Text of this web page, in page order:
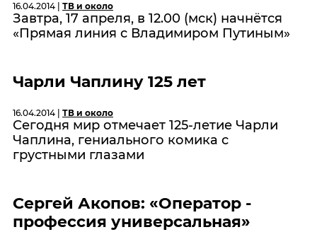
16.04.2014 | ТВ и около
Завтра, 17 апреля, в 12.00 (мск) начнётся
«Прямая линия с Владимиром Путиным»
Чарли Чаплину 125 лет
16.04.2014 | ТВ и около
Сегодня мир отмечает 125-летие Чарли
Чаплина, гениального комика с
грустными глазами
Сергей Акопов: «Оператор -
профессия универсальная»